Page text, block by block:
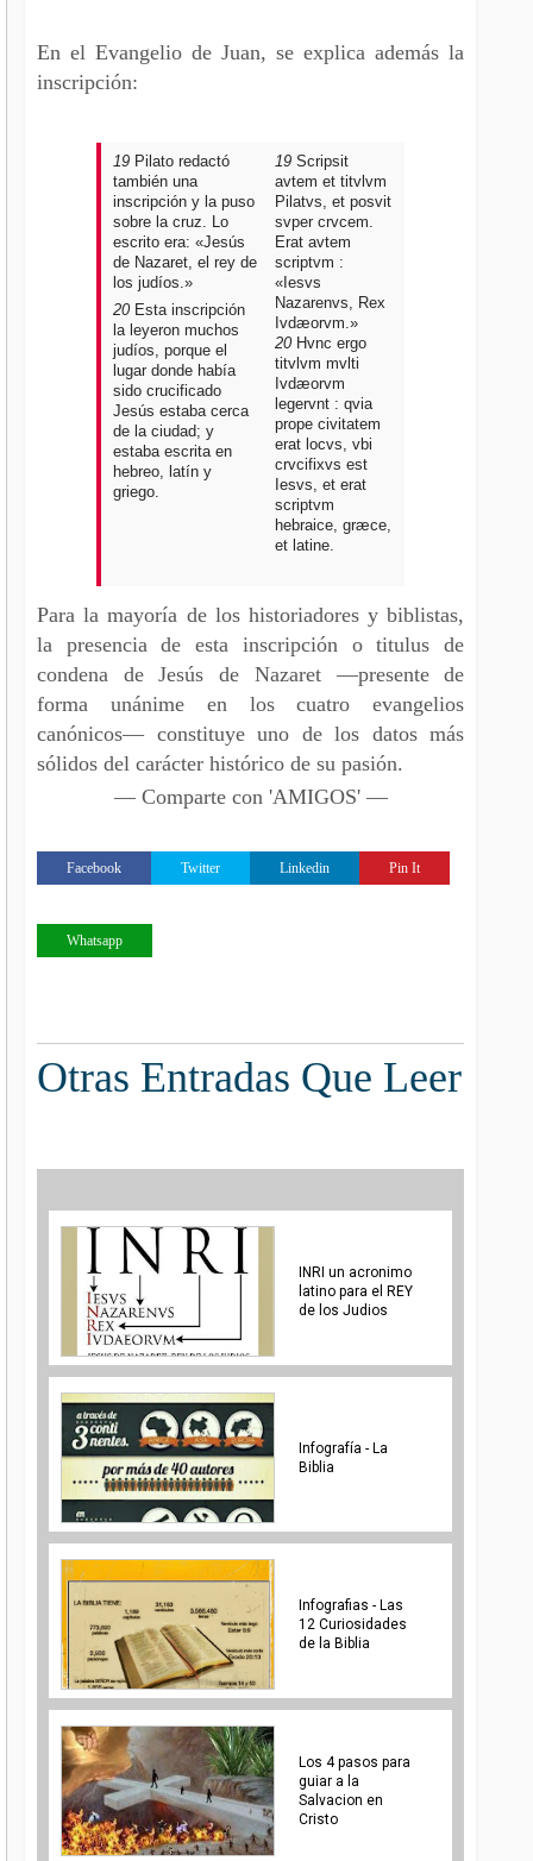
En el Evangelio de Juan, se explica además la
inscripción:
19 Pilato redactó
también una
inscripción y la puso
sobre la cruz. Lo
escrito era: «Jesús
de Nazaret, el rey de
los judíos.»
20 Esta inscripción
la leyeron muchos
judíos, porque el
lugar donde había
sido crucificado
Jesús estaba cerca
de la ciudad; y
estaba escrita en
hebreo, latín y
griego.
19Scripsit
avtem et titvlvm
Pilatvs, et posvit
svper crvcem.
Erat avtem
scriptvm :
«Iesvs
Nazarenvs, Rex
Ivdæorvm.»
20Hvnc ergo
titvlvm mvlti
Ivdæorvm
legervnt : qvia
prope civitatem
erat locvs, vbi
crvcifixvs est
Iesvs, et erat
scriptvm
hebraice, græce,
et latine.
Para la mayoría de los historiadores y biblistas,
la presencia de esta inscripción o titulus de
condena de Jesús de Nazaret —presente de
forma unánime en los cuatro evangelios
canónicos— constituye uno de los datos más
sólidos del carácter histórico de su pasión.
— Comparte con 'AMIGOS' —
Facebook Twitter Linkedin Pin It
Whatsapp
Otras Entradas Que Leer
INRI un acronimo
latino para el REY
de los Judios
Infografía - La
Biblia
Infografias - Las
12 Curiosidades
de la Biblia
Los 4 pasos para
guiar a la
Salvacion en
Cristo